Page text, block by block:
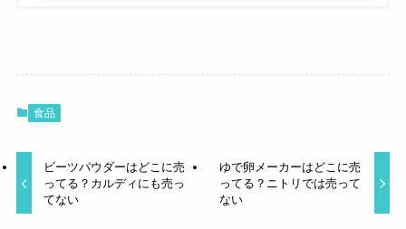
食品
ビーツパウダーはどこに売
ってる？カルディにも売っ
てない
ゆで卵メーカーはどこに売
ってる？ニトリでは売って
ない